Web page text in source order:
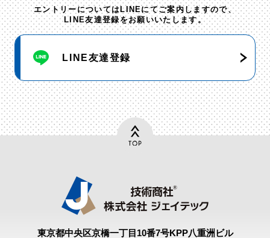
エントリーについてはLINEにてご案内しますので、
LINE友達登録をお願いいたします。
LINE友達登録
東京都中央区京橋⼀丁⽬10番7号KPP⼋重洲ビル